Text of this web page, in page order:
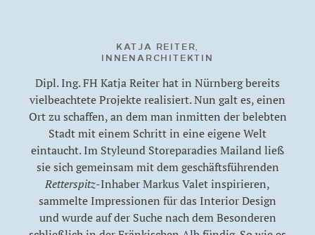
KATJA REITER,
INNENARCHITEKTIN
Dipl. Ing. FH Katja Reiter hat in Nürnberg bereits
vielbeachtete Projekte realisiert. Nun galt es, einen
Ort zu schaffen, an dem man inmitten der belebten
Stadt mit einem Schritt in eine eigene Welt
eintaucht. Im Styleund Storeparadies Mailand ließ
sie sich gemeinsam mit dem geschäftsführenden
Retterspitz-Inhaber Markus Valet inspirieren,
sammelte Impressionen für das Interior Design
und wurde auf der Suche nach dem Besonderen